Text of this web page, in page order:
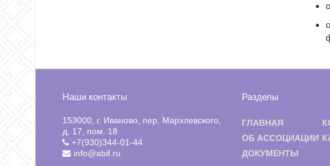
Наши контакты
153000, г. Иваново, пер. Мархлевского,
д. 17, пом. 18
+7(930)344-01-44
info@abif.ru
Разделы
ГЛАВНАЯ
ОБ АССОЦИАЦИИ
ДОКУМЕНТЫ